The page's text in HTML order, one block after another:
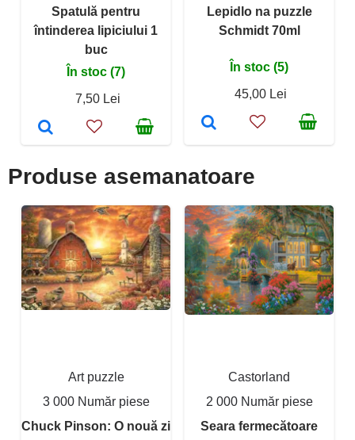
Spatulă pentru
întinderea lipiciului 1
buc
În stoc (7)
7,50 Lei
Lepidlo na puzzle
Schmidt 70ml
În stoc (5)
45,00 Lei
Produse asemanatoare
Art puzzle
3 000 Număr piese
Chuck Pinson: O nouă zi
Castorland
2 000 Număr piese
Seara fermecătoare